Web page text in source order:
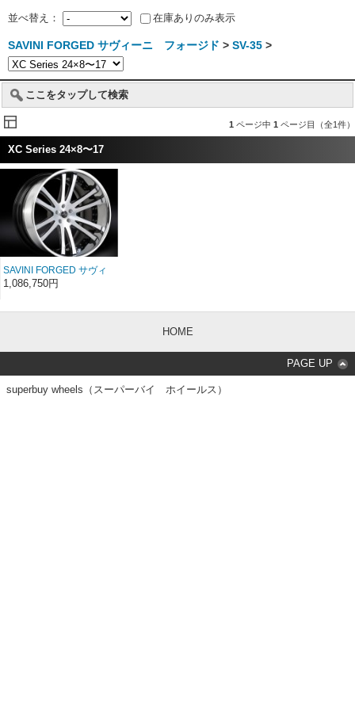
並べ替え： 在庫ありのみ表示
SAVINI FORGED サヴィーニ フォージド > SV-35 >
ここをタップして検索
1 ページ中 1 ページ目（全1件）
XC Series 24×8〜17
SAVINI FORGED サヴィ
ーニ フォージド XC
1,086,750円
HOME
PAGE UP
superbuy wheels（スーパーバイ ホイールス）